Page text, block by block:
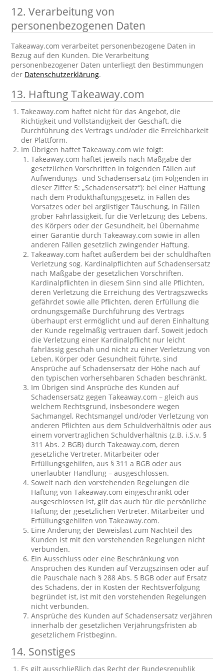
12. Verarbeitung von
personenbezogenen Daten
Takeaway.com verarbeitet personenbezogene Daten in
Bezug auf den Kunden. Die Verarbeitung
personenbezogener Daten unterliegt den Bestimmungen
der Datenschutzerklärung.
13. Haftung Takeaway.com
Takeaway.com haftet nicht für das Angebot, die
Richtigkeit und Vollständigkeit der Geschäft, die
Durchführung des Vertrags und/oder die Erreichbarkeit
der Plattform.
Im Übrigen haftet Takeaway.com wie folgt:
Takeaway.com haftet jeweils nach Maßgabe der
gesetzlichen Vorschriften in folgenden Fällen auf
Aufwendungs- und Schadensersatz (im Folgenden in
dieser Ziffer 5: „Schadensersatz“): bei einer Haftung
nach dem Produkthaftungsgesetz, in Fällen des
Vorsatzes oder bei arglistiger Täuschung, in Fällen
grober Fahrlässigkeit, für die Verletzung des Lebens,
des Körpers oder der Gesundheit, bei Übernahme
einer Garantie durch Takeaway.com sowie in allen
anderen Fällen gesetzlich zwingender Haftung.
Takeaway.com haftet außerdem bei der schuldhaften
Verletzung sog. Kardinalpflichten auf Schadensersatz
nach Maßgabe der gesetzlichen Vorschriften.
Kardinalpflichten in diesem Sinn sind alle Pflichten,
deren Verletzung die Erreichung des Vertragszwecks
gefährdet sowie alle Pflichten, deren Erfüllung die
ordnungsgemäße Durchführung des Vertrags
überhaupt erst ermöglicht und auf deren Einhaltung
der Kunde regelmäßig vertrauen darf. Soweit jedoch
die Verletzung einer Kardinalpflicht nur leicht
fahrlässig geschah und nicht zu einer Verletzung von
Leben, Körper oder Gesundheit führte, sind
Ansprüche auf Schadensersatz der Höhe nach auf
den typischen vorhersehbaren Schaden beschränkt.
Im Übrigen sind Ansprüche des Kunden auf
Schadensersatz gegen Takeaway.com – gleich aus
welchem Rechtsgrund, insbesondere wegen
Sachmangel, Rechtsmangel und/oder Verletzung von
anderen Pflichten aus dem Schuldverhältnis oder aus
einem vorvertraglichen Schuldverhältnis (z.B. i.S.v. §
311 Abs. 2 BGB) durch Takeaway.com, deren
gesetzliche Vertreter, Mitarbeiter oder
Erfüllungsgehilfen, aus § 311 a BGB oder aus
unerlaubter Handlung – ausgeschlossen.
Soweit nach den vorstehenden Regelungen die
Haftung von Takeaway.com eingeschränkt oder
ausgeschlossen ist, gilt das auch für die persönliche
Haftung der gesetzlichen Vertreter, Mitarbeiter und
Erfüllungsgehilfen von Takeaway.com.
Eine Änderung der Beweislast zum Nachteil des
Kunden ist mit den vorstehenden Regelungen nicht
verbunden.
Ein Ausschluss oder eine Beschränkung von
Ansprüchen des Kunden auf Verzugszinsen oder auf
die Pauschale nach § 288 Abs. 5 BGB oder auf Ersatz
des Schadens, der in Kosten der Rechtsverfolgung
begründet ist, ist mit den vorstehenden Regelungen
nicht verbunden.
Ansprüche des Kunden auf Schadensersatz verjähren
innerhalb der gesetzlichen Verjährungsfristen ab
gesetzlichem Fristbeginn.
14. Sonstiges
Es gilt ausschließlich das Recht der Bundesrepublik